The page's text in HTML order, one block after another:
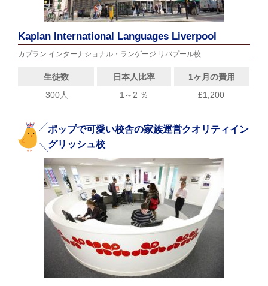
Kaplan International Languages Liverpool
カプラン インターナショナル・ランゲージ リバプール校
生徒数 日本人比率
1ヶ月の費用
300人
1～2 ％ £1,200
ポップで可愛い校舎の家族運営クオリティイン
グリッシュ校